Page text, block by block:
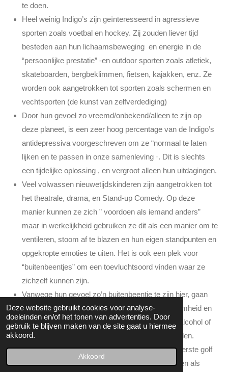
Deze website gebruikt cookies voor analyse-
doeleinden en/of het tonen van advertenties. Door
gebruik te blijven maken van de site gaat u hiermee
akkoord.
Akkoord
te doen.
Heel weinig Indigo’s zijn geïnteresseerd in agressieve
sporten zoals voetbal en hockey. Zij zouden liever tijd
besteden aan hun lichaamsbeweging en energie in de
“persoonlijke prestatie” -en outdoor sporten zoals atletiek,
skateboarden, bergbeklimmen, fietsen, kajakken, enz. Ze
worden ook aangetrokken tot sporten zoals schermen en
vechtsporten (de kunst van zelfverdediging)
Door hun gevoel zo vreemd/onbekend/alleen te zijn op
deze planeet, is een zeer hoog percentage van de Indigo’s
antidepressiva voorgeschreven om ze “normaal te laten
lijken en te passen in onze samenleving ·. Dit is slechts
een tijdelijke oplossing , en vergroot alleen hun uitdagingen.
Veel volwassen nieuwetijdskinderen zijn aangetrokken tot
het theatrale, drama, en Stand-up Comedy. Op deze
manier kunnen ze zich ” voordoen als iemand anders”
maar in werkelijkheid gebruiken ze dit als een manier om te
ventileren, stoom af te blazen en hun eigen standpunten en
opgekropte emoties te uiten. Het is ook een plek voor
“buitenbeentjes” om een toevluchtsoord vinden waar ze
zichzelf kunnen zijn.
Vanwege hun gevoel zo’n buitenbeentje te zijn hier, gaan
velen door perioden van ernstig verdriet, eenzaamheid en
ontheemding · .. en velen gaanaan de drugsof alcohol of
doen een
om een uitweg te vinden.
Een kenmerk dat een groot percentage van de eerste golf
Indigo’s hebben, is leven met extreme ontberingen als